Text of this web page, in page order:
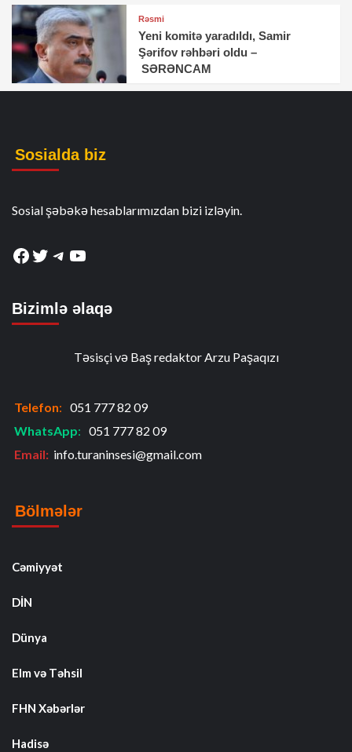
Rəsmi
Yeni komitə yaradıldı, Samir
Şərifov rəhbəri oldu –
SƏRƏNCAM
Sosialda biz
Sosial şəbəkə hesablarımızdan bizi izləyin.
Facebook
Twitter
Telegram
YouTube
Bizimlə əlaqə
Təsisçi və Baş redaktor Arzu Paşaqızı
Telefon: 051 777 82 09
WhatsApp: 051 777 82 09
Email: info.turaninsesi@gmail.com
Bölmələr
Cəmiyyət
DİN
Dünya
Elm və Təhsil
FHN Xəbərlər
Hadisə